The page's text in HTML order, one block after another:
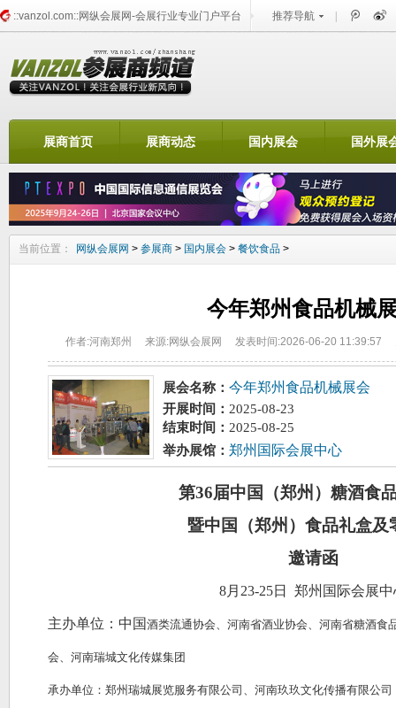
::vanzol.com::网纵会展网-会展行业专业门户平台 推荐导航
展商首页 展商动态 国内展会 国外展
当前位置： 网纵会展网 > 参展商 > 国内展会 > 餐饮食品 >
今年郑州食品机械
作者:河南郑州 来源:网纵会展网 发表时间:2026-06-20 11:39:57
展会名称： 今年郑州食品机械展会
开展时间： 2025-08-23
结束时间： 2025-08-25
举办展馆 ： 郑州国际会展中心
第36届中国（郑州）糖酒食
暨中国（郑州）食品礼盒及
邀请函
8月23-25日 郑州国际会展中
主办单位： 中国 酒类流通协会、河南省酒业协会、 河南省糖酒食
会、河南瑞城文化传媒集团
承办单位： 郑州瑞城展览服务有限公司 、河南玖玖文化传播有限公司